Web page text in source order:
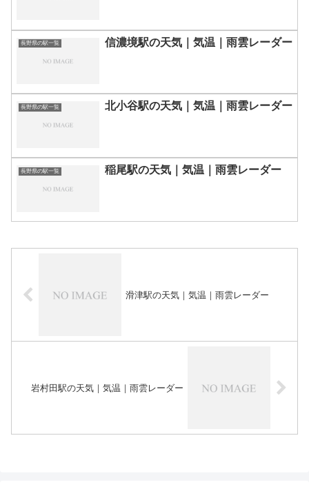
長野県の駅一覧 信濃境駅の天気｜気温｜雨雲レーダー
長野県の駅一覧 北小谷駅の天気｜気温｜雨雲レーダー
長野県の駅一覧 稲尾駅の天気｜気温｜雨雲レーダー
滑津駅の天気｜気温｜雨雲レーダー
岩村田駅の天気｜気温｜雨雲レーダー